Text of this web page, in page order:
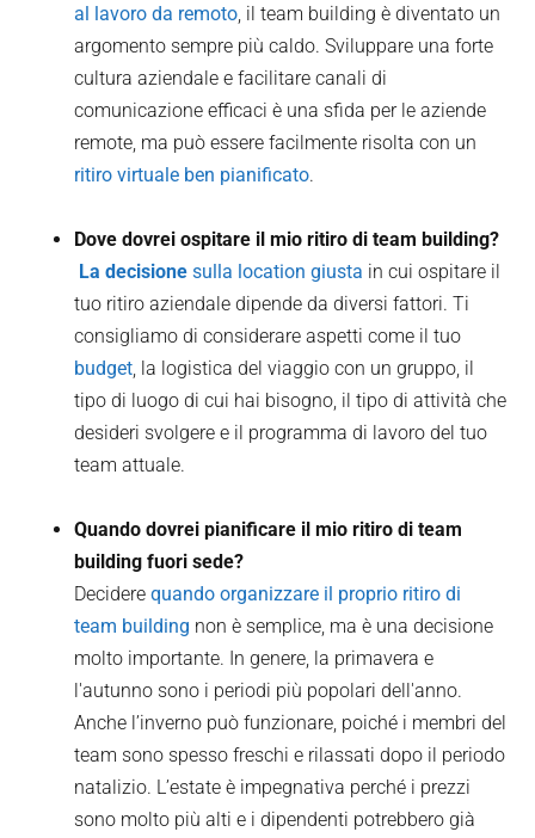
al lavoro da remoto, il team building è diventato un
argomento sempre più caldo. Sviluppare una forte
cultura aziendale e facilitare canali di
comunicazione efficaci è una sfida per le aziende
remote, ma può essere facilmente risolta con un
ritiro virtuale ben pianificato.
Dove dovrei ospitare il mio ritiro di team building?
‍ La decisione sulla location giusta in cui ospitare il
tuo ritiro aziendale dipende da diversi fattori. Ti
consigliamo di considerare aspetti come il tuo
budget, la logistica del viaggio con un gruppo, il
tipo di luogo di cui hai bisogno, il tipo di attività che
desideri svolgere e il programma di lavoro del tuo
team attuale.
Quando dovrei pianificare il mio ritiro di team
building fuori sede?
Deciderequando organizzare il proprio ritiro di
team building non è semplice, ma è una decisione
molto importante. In genere, la primavera e
l'autunno sono i periodi più popolari dell'anno.
Anche l’inverno può funzionare, poiché i membri del
team sono spesso freschi e rilassati dopo il periodo
natalizio. L’estate è impegnativa perché i prezzi
sono molto più alti e i dipendenti potrebbero già